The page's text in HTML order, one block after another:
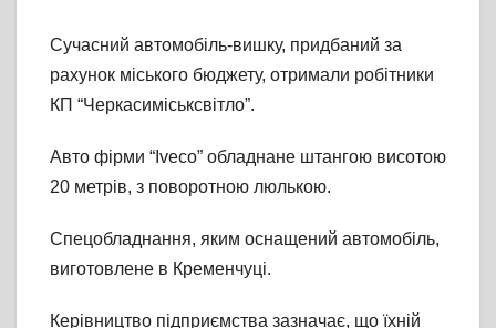
Сучасний автомобіль-вишку, придбаний за
рахунок міського бюджету, отримали робітники
КП “Черкасиміськсвітло”.
Авто фірми “Iveco” обладнане штангою висотою
20 метрів, з поворотною люлькою.
Спецобладнання, яким оснащений автомобіль,
виготовлене в Кременчуці.
Керівництво підприємства зазначає, що їхній